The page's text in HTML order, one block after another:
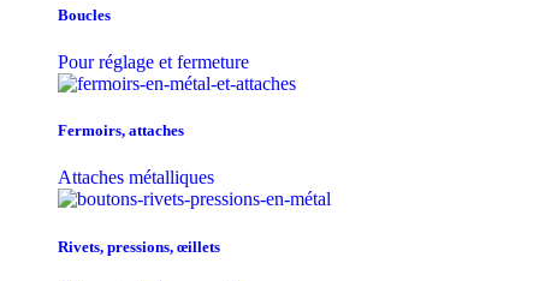
Boucles
Pour réglage et fermeture
Fermoirs, attaches
Attaches métalliques
Rivets, pressions, œillets